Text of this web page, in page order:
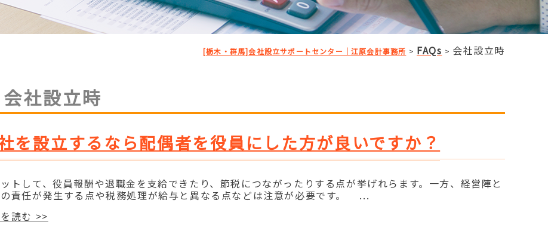
[栃木・群馬]会社設立サポートセンター｜江原会計事務所 > FAQs > 会社設立時
会社設立時
を設立するなら配偶者を役員にした方が良いですか？
トして、役員報酬や退職金を支給できたり、節税につながったりする点が挙げれらます。一方、経営陣と
の責任が発生する点や税務処理が給与と異なる点などは注意が必要です。 ...
読む >>